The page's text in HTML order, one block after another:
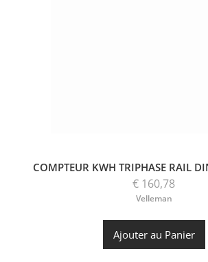
COMPTEUR KWH TRIPHASE RAIL
€ 160,78
Velleman
Ajouter au Panier